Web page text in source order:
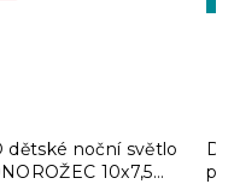
dětské noční světlo
10x7,5